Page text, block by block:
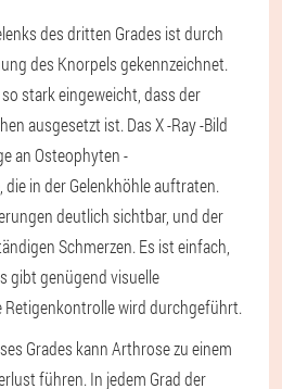
des dritten Grades ist durch
des Knorpels gekennzeichnet.
stark eingeweicht, dass der
ausgesetzt ist. Das X -Ray -Bild
an Osteophyten -
in der Gelenkhöhle auftraten.
deutlich sichtbar, und der
Schmerzen. Es ist einfach,
gibt genügend visuelle
Retigenkontrolle wird durchgeführt.
Grades kann Arthrose zu einem
führen. In jedem Grad der